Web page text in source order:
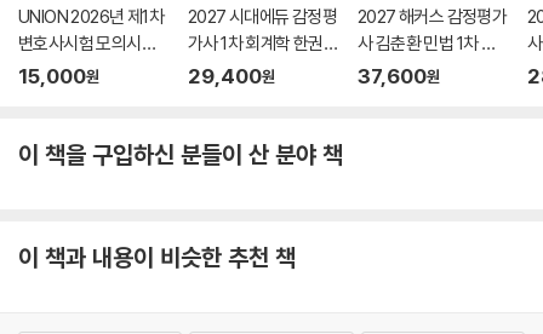
UNION 2026년 제1차
변호사시험 모의시험
사례·기록형
15,000원
2027 시대에듀 감정평
가사 1차 회계학 한권으
로 끝내기
29,400원
2027 해커스 감정평가
사 김춘환 민법 1차 기
출+예상문제집
37,600원
이 책을 구입하신 분들이 산 분야 책
이 책과 내용이 비슷한 추천 책